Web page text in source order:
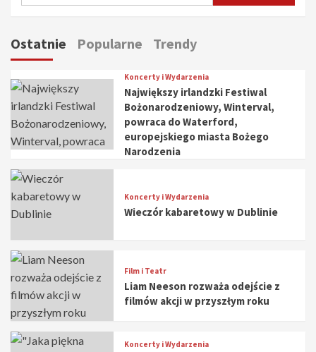
Ostatnie Popularne Trendy
Koncerty i Wydarzenia
Największy irlandzki Festiwal
Bożonarodzeniowy, Winterval,
powraca do Waterford,
europejskiego miasta Bożego
Narodzenia
Koncerty i Wydarzenia
Wieczór kabaretowy w Dublinie
Film i Teatr
Liam Neeson rozważa odejście z
filmów akcji w przyszłym roku
Koncerty i Wydarzenia